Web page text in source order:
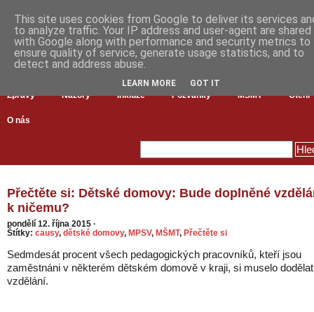
Zprávy Názory Inkluze Pozvánky MŠMT Čtení
O nás
Přečtěte si: Dětské domovy: Bude doplněné
k ničemu?
pondělí 12. října 2015 ·
Štítky: causy, dětské domovy, MPSV, MŠMT, Přečtěte si
Sedmdesát procent všech pedagogických pracovníků, kteří jsou
zaměstnáni v některém dětském domově v kraji, si muselo dodělat
vzdělání.
This site uses cookies from Google to deliver its services
to analyze traffic. Your IP address and user-agent are shared
with Google along with performance and security metrics to
ensure quality of service, generate usage statistics, and to
detect and address abuse.
LEARN MORE GOT IT